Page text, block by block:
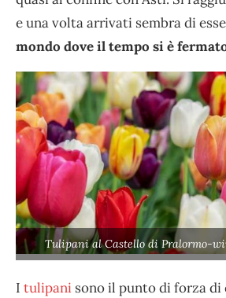
e una volta arrivati sembra di
mondo dove il tempo si è
Tulipani al Castello di Pralormo-
I tulipani sono il punto di forza